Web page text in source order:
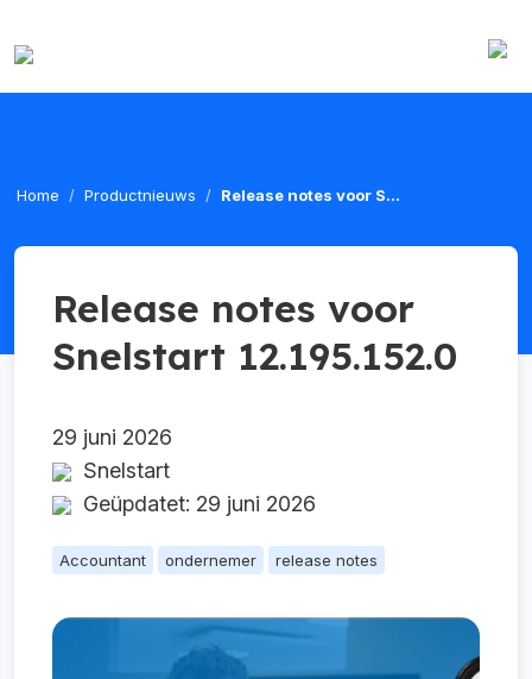
Home Productnieuws Release notes voor S...
Release notes voor
Snelstart 12.195.152.0
29 juni 2026
Snelstart
Geüpdatet: 29 juni 2026
Accountant ondernemer release notes